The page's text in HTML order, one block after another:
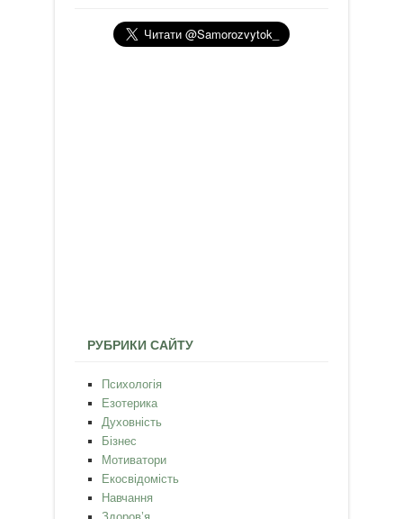
РУБРИКИ САЙТУ
Психологія
Езотерика
Духовність
Бізнес
Мотиватори
Екосвідомість
Навчання